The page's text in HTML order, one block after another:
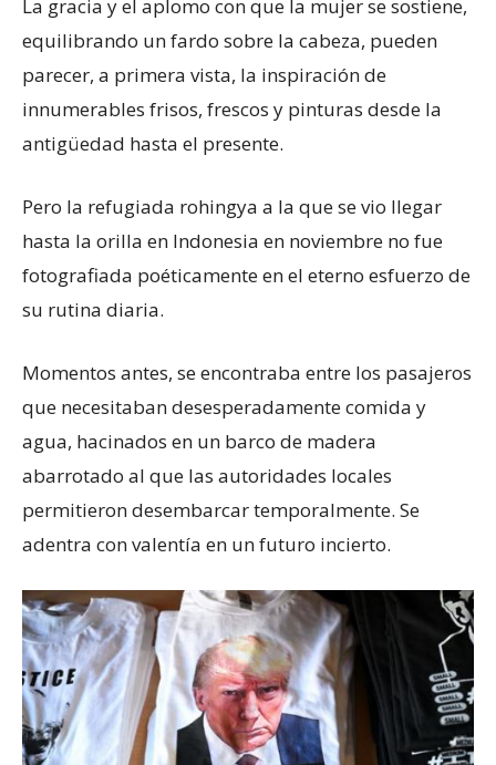
La gracia y el aplomo con que la mujer se sostiene,
equilibrando un fardo sobre la cabeza, pueden
parecer, a primera vista, la inspiración de
innumerables frisos, frescos y pinturas desde la
antigüedad hasta el presente.
Pero la refugiada rohingya a la que se vio llegar
hasta la orilla en Indonesia en noviembre no fue
fotografiada poéticamente en el eterno esfuerzo de
su rutina diaria.
Momentos antes, se encontraba entre los pasajeros
que necesitaban desesperadamente comida y
agua, hacinados en un barco de madera
abarrotado al que las autoridades locales
permitieron desembarcar temporalmente. Se
adentra con valentía en un futuro incierto.